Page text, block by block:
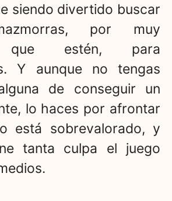
siendo divertido buscar
por muy
que estén, para
Y aunque no tengas
de conseguir un
lo haces por afrontar
está sobrevalorado, y
tanta culpa el juego